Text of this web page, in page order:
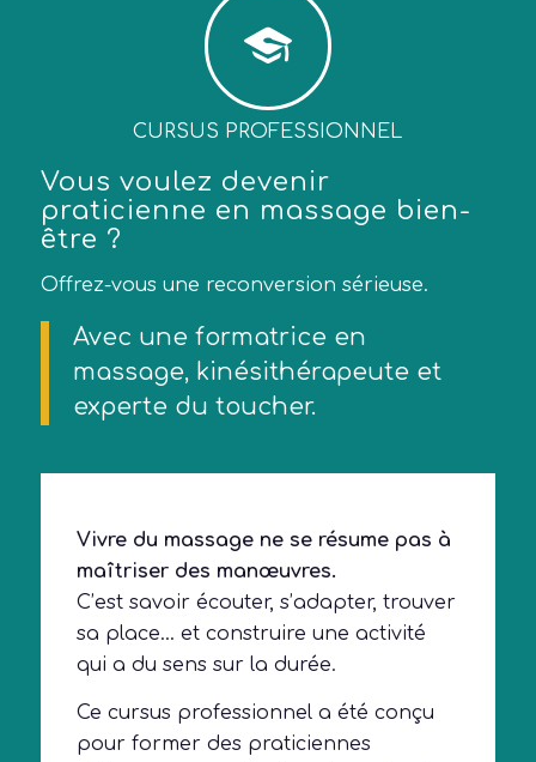
CURSUS PROFESSIONNEL
Vous voulez devenir
praticienne en massage bien-
être ?
Offrez-vous une reconversion sérieuse.
Avec une formatrice en
massage, kinésithérapeute et
experte du toucher.
Vivre du massage ne se résume pas à
maîtriser des manœuvres.
C’est savoir écouter, s’adapter, trouver
sa place… et construire une activité
qui a du sens sur la durée.
Ce cursus professionnel a été conçu
pour former des praticiennes